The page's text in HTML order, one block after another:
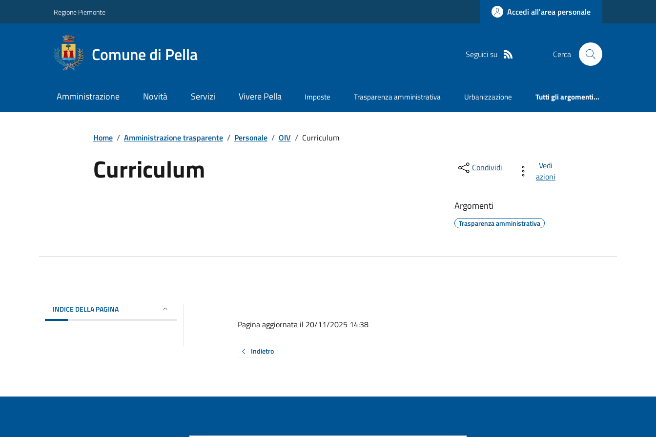
Regione Piemonte Accedi all'area personale
Comune di Pella Seguici su Cerca
Amministrazione Novità Servizi Vivere Pella Imposte Trasparenza amministrativa Urbanizzazione Tutti gli argomenti...
Home / Amministrazione trasparente / Personale / OIV / Curriculum
Curriculum Condividi
Vedi
azioni
Argomenti
Trasparenza amministrativa
INDICE DELLA PAGINA
Pagina aggiornata il 20/11/2025 14:38
Indietro